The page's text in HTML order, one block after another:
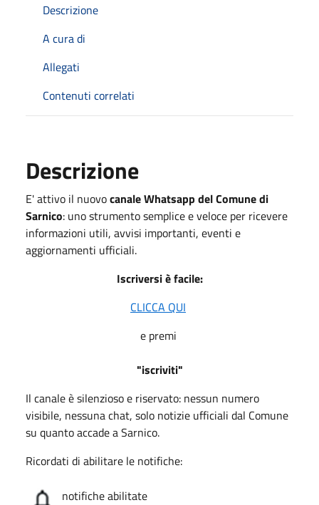
Descrizione
A cura di
Allegati
Contenuti correlati
Descrizione
E' attivo il nuovocanale Whatsapp del Comune di
Sarnico: uno strumento semplice e veloce per ricevere
informazioni utili, avvisi importanti, eventi e
aggiornamenti ufficiali.
Iscriversi è facile:
CLICCA QUI
e premi
"iscriviti"
Il canale è silenzioso e riservato: nessun numero
visibile, nessuna chat, solo notizie ufficiali dal Comune
su quanto accade a Sarnico.
Ricordati di abilitare le notifiche:
notifiche abilitate